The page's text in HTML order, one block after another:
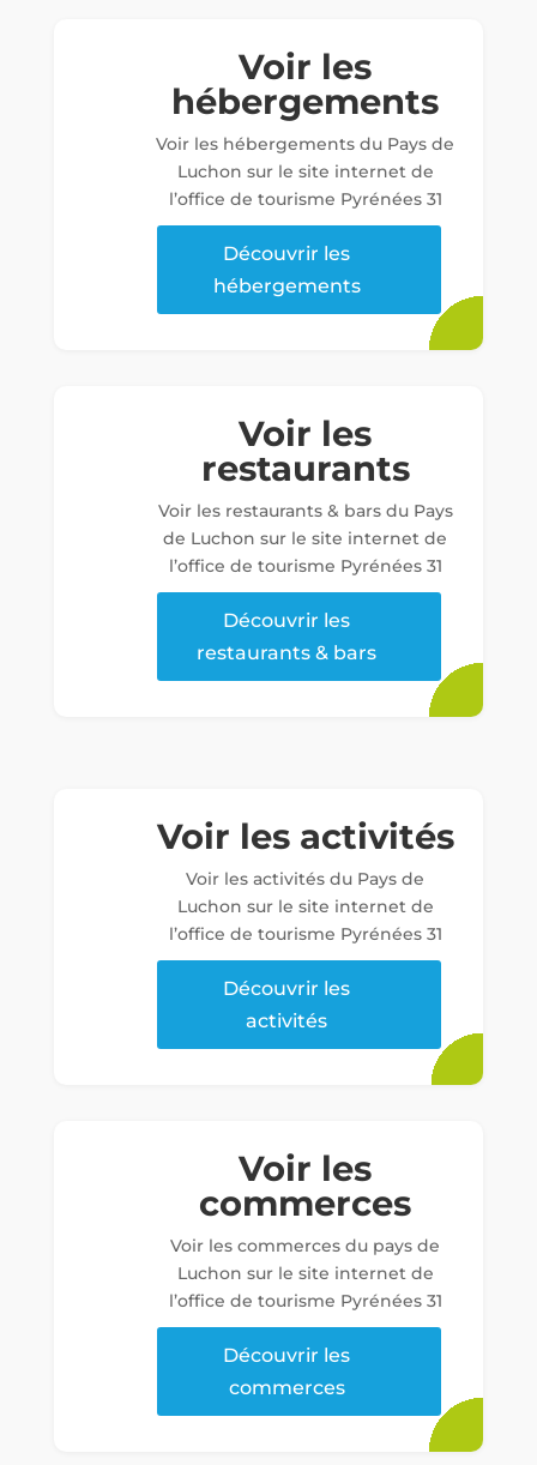
Voir les
hébergements
Voir les hébergements du Pays de
Luchon sur le site internet de
l’office de tourisme Pyrénées 31
Découvrir les
hébergements
Voir les
restaurants
Voir les restaurants & bars du Pays
de Luchon sur le site internet de
l’office de tourisme Pyrénées 31
Découvrir les
restaurants & bars
Voir les activités
Voir les activités du Pays de
Luchon sur le site internet de
l’office de tourisme Pyrénées 31
Découvrir les
activités
Voir les
commerces
Voir les commerces du pays de
Luchon sur le site internet de
l’office de tourisme Pyrénées 31
Découvrir les
commerces